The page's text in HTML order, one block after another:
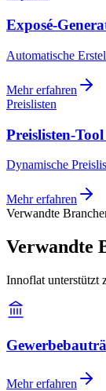
Exposé-
Automatische
Mehr erfahren
Preislisten
Preislisten-
Dynamische
Mehr erfahren
Verwandte
Verwandte
Innoflat unterstützt
Mehr erfahren